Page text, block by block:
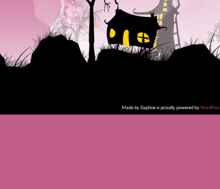
Made by Daphne is proudly powered by